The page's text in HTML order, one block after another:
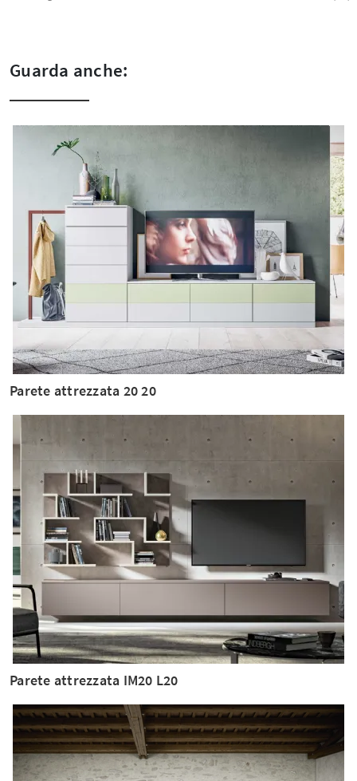
Guarda anche:
Parete attrezzata 20 20
Parete attrezzata IM20 L20